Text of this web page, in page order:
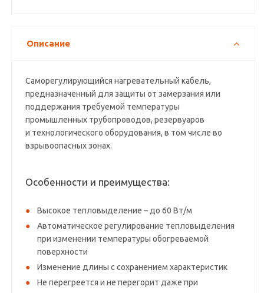
Описание
Саморегулирующийся нагревательный кабель,
предназначенный для защиты от замерзания или
поддержания требуемой температуры
промышленных трубопроводов, резервуаров
и технологического оборудования, в том числе во
взрывоопасных зонах.
Особенности и преимущества:
Высокое тепловыделение – до 60 Вт/м
Автоматическое регулирование тепловыделения
при изменении температуры обогреваемой
поверхности
Изменение длины с сохранением характеристик
Не перегреется и не перегорит даже при